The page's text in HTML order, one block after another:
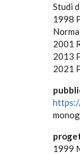
Studi
1998
2001
2013
2021
1999